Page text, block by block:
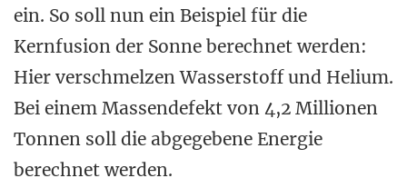
ein. So soll nun ein Beispiel für die
Kernfusion der Sonne berechnet werden:
Hier verschmelzen Wasserstoff und Helium.
Bei einem Massendefekt von 4,2 Millionen
Tonnen soll die abgegebene Energie
berechnet werden.